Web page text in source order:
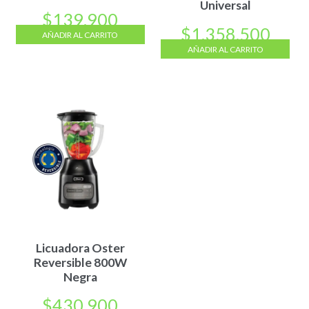
$139.900
AÑADIR AL CARRITO
Universal
$1.358.500
AÑADIR AL CARRITO
Licuadora Oster
Reversible 800W
Negra